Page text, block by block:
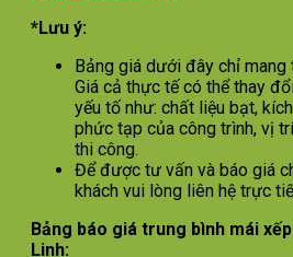
*Lưu ý:
Bảng giá dưới đây chỉ mang
Giá cả thực tế có thể thay
yếu tố như: chất liệu bạt,
phức tạp của công trình, vị
thi công.
Để được tư vấn và báo giá
khách vui lòng liên hệ trực
Bảng báo giá trung bình mái
Linh: